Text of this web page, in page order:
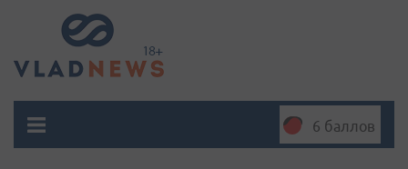
6 баллов